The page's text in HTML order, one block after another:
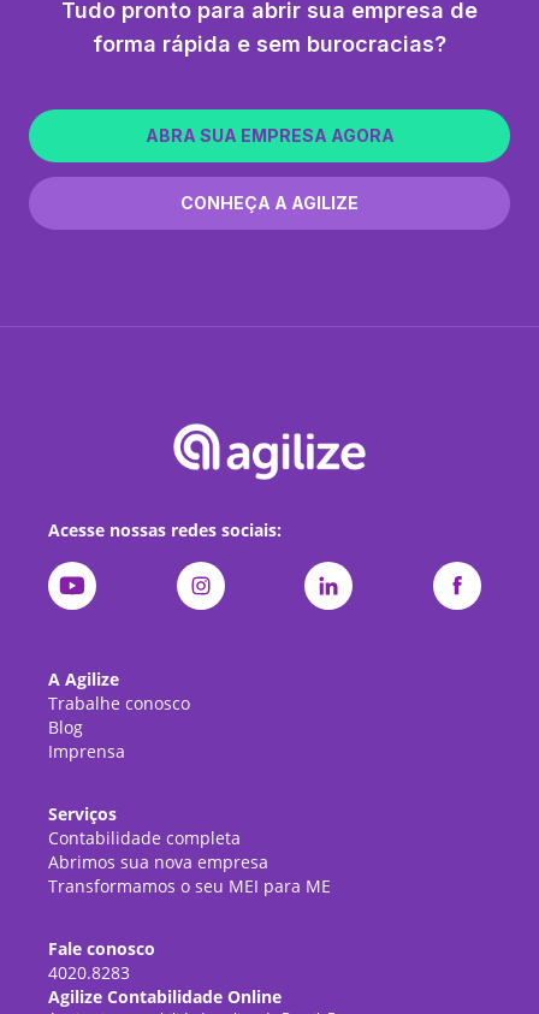
Tudo pronto para abrir sua empresa de
forma rápida e sem burocracias?
ABRA SUA EMPRESA AGORA
CONHEÇA A AGILIZE
Acesse nossas redes sociais:
A Agilize
Trabalhe conosco
Blog
Imprensa
Serviços
Contabilidade completa
Abrimos sua nova empresa
Transformamos o seu MEI para ME
Fale conosco
4020.8283
Agilize Contabilidade Online